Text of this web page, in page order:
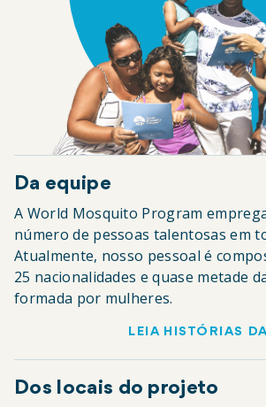
Da equipe
A World Mosquito Program
número de pessoas talentosas em
Atualmente, nosso pessoal é
25 nacionalidades e quase metade
formada por mulheres.
LEIA HISTÓRIAS
Dos locais do projeto